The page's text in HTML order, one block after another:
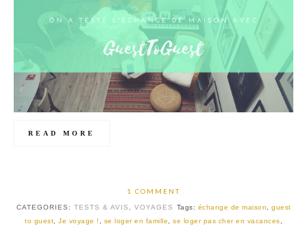
READ MORE
1 COMMENT
CATEGORIES: TESTS & AVIS VOYAGES Tags: échange de maison
guest
to guest
Je voyage ! se loger en famille se loger pas cher en vacances